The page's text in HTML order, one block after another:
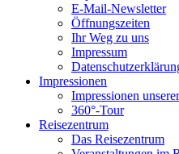
E-Mail-Newsletter
Öffnungszeiten
Ihr Weg zu uns
Impressum
Impressionen
Impressionen
360°-Tour
Reisezentrum
Das Reisezentrum